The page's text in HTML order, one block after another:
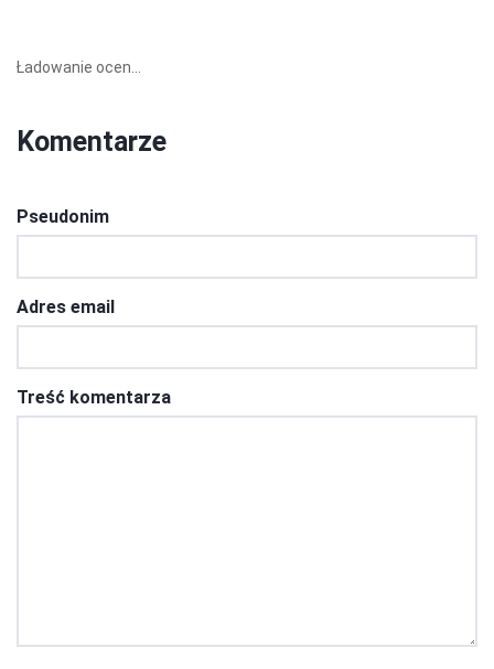
Ładowanie ocen...
Komentarze
Pseudonim
Adres email
Treść komentarza